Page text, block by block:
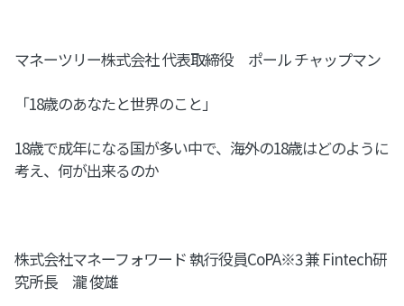
マネーツリー株式会社 代表取締役 ポール チャップマン
「18歳のあなたと世界のこと」
18歳で成年になる国が多い中で、海外の18歳はどのように
考え、何が出来るのか
株式会社マネーフォワード 執行役員CoPA※3 兼 Fintech研
究所長 瀧 俊雄